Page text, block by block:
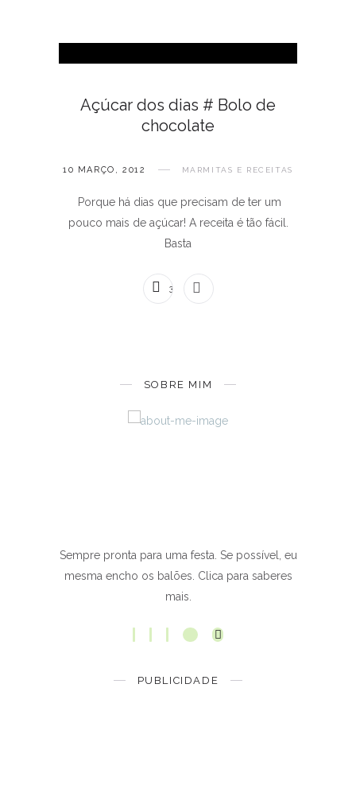
Açúcar dos dias # Bolo de
chocolate
10 MARÇO, 2012 MARMITAS E RECEITAS
Porque há dias que precisam de ter um
pouco mais de açúcar! A receita é tão fácil.
Basta
3 COMENTÁRIOS
SOBRE MIM
Sempre pronta para uma festa. Se possível, eu
mesma encho os balões. Clica para saberes
mais.
PUBLICIDADE